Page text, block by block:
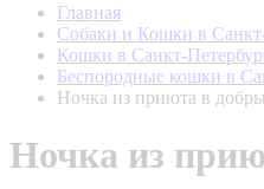
Главная
Собаки и Кошки в
Кошки в Санкт-
Беспородные кошки в
Ночка из приюта в
Ночка из